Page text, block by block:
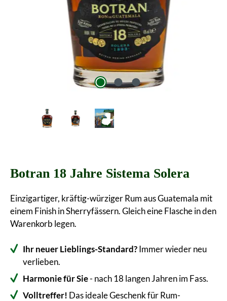
Botran 18 Jahre Sistema Solera
Einzigartiger, kräftig-würziger Rum aus Guatemala mit
einem Finish in Sherryfässern. Gleich eine Flasche in den
Warenkorb legen.
Ihr neuer Lieblings-Standard?Immer wieder neu
verlieben.
Harmonie für Sie- nach 18 langen Jahren im Fass.
Volltreffer! Das ideale Geschenk für Rum-